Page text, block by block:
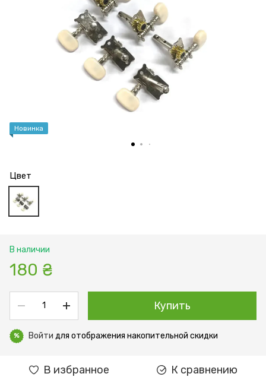
Новинка
Цвет
В наличии
180 ₴
Купить
% Войти для отображения накопительной скидки
В избранное К сравнению